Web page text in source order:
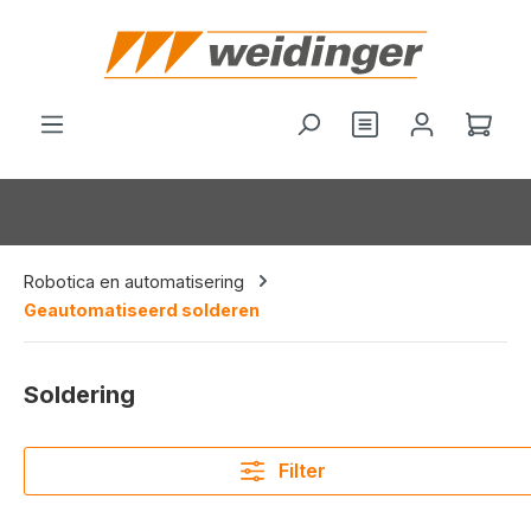
Je hebt 0 items
Robotica en automatisering
Geautomatiseerd solderen
Soldering
Filter